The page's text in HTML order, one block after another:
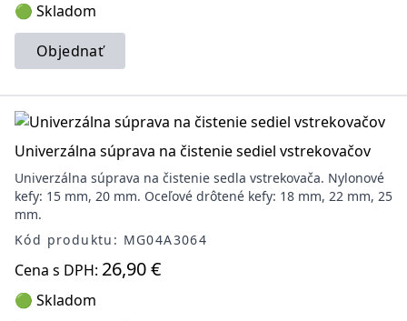
🟢 Skladom
Objednať
Univerzálna súprava na čistenie sediel vstrekovačov
Univerzálna súprava na čistenie sedla vstrekovača. Nylonové
kefy: 15 mm, 20 mm. Oceľové drôtené kefy: 18 mm, 22 mm, 25
mm.
Kód produktu: MG04A3064
Cena s DPH: 26,90 €
🟢 Skladom